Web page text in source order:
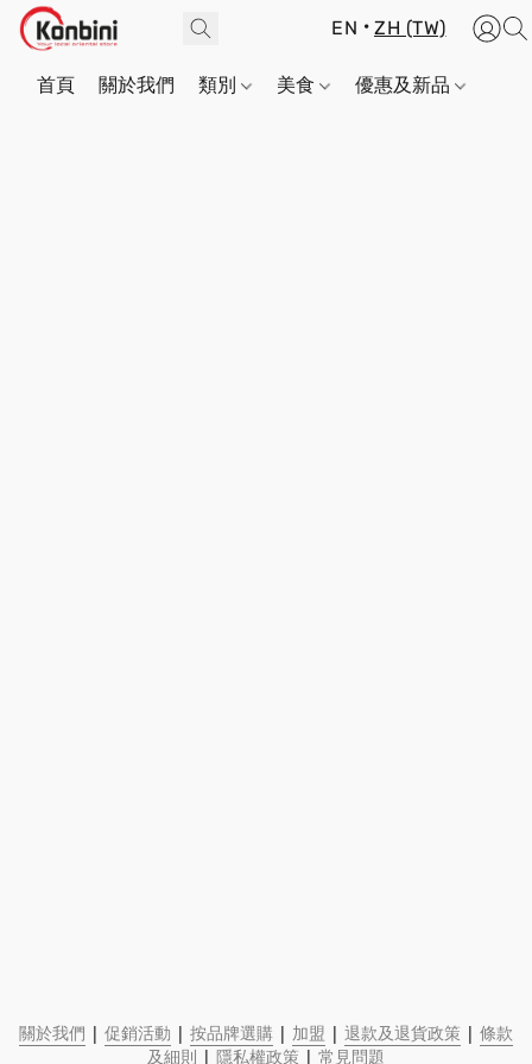
EN ZH (TW)
首頁 關於我們 類別 美食 優惠及新品
關於我們 | 促銷活動 | 按品牌選購 | 加盟 | 退款及退貨政策 | 條款
及細則 | 隱私權政策 | 常見問題